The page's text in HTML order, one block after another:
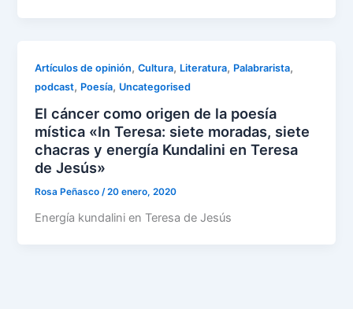
Artículos de opinión,Cultura, Literatura, Palabrarista,
podcast, Poesía, Uncategorised
El cáncer como origen de la poesía
mística «In Teresa: siete moradas, siete
chacras y energía Kundalini en Teresa
de Jesús»
Rosa Peñasco/20 enero, 2020
Energía kundalini en Teresa de Jesús